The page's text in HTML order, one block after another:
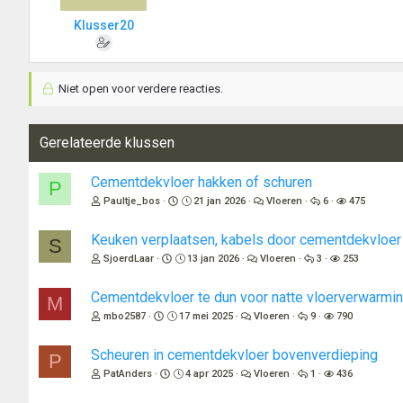
Klusser20
Niet open voor verdere reacties.
Gerelateerde klussen
P Cementdekvloer hakken of schuren
Paultje_bos 21 jan 2026 Vloeren 6 475
S Keuken verplaatsen, kabels door cementdekvloer
SjoerdLaar 13 jan 2026 Vloeren 3 253
M Cementdekvloer te dun voor natte
mbo2587 17 mei 2025 Vloeren 9 790
P Scheuren in cementdekvloer bovenverdieping
PatAnders 4 apr 2025 Vloeren 1 436